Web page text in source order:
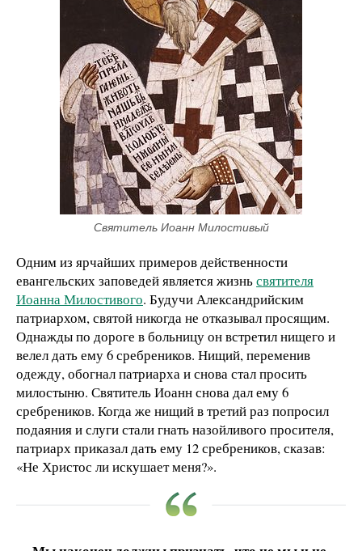
Святитель Иоанн Милостивый
Одним из ярчайших примеров действенности
евангельских заповедей является жизньсвятителя
Иоанна Милостивого. Будучи Александрийским
патриархом, святой никогда не отказывал просящим.
Однажды по дороге в больницу он встретил нищего и
велел дать ему 6 сребреников. Нищий, переменив
одежду, обогнал патриарха и снова стал просить
милостыню. Святитель Иоанн снова дал ему 6
сребреников. Когда же нищий в третий раз попросил
подаяния и слуги стали гнать назойливого просителя,
патриарх приказал дать ему 12 сребреников, сказав:
«Не Христос ли искушает меня?».